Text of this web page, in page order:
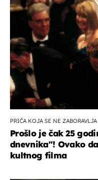
PRIČA KOJA SE NE ZABORAVLJA
Prošlo je čak 25
dnevnika''! Ovako
kultnog filma